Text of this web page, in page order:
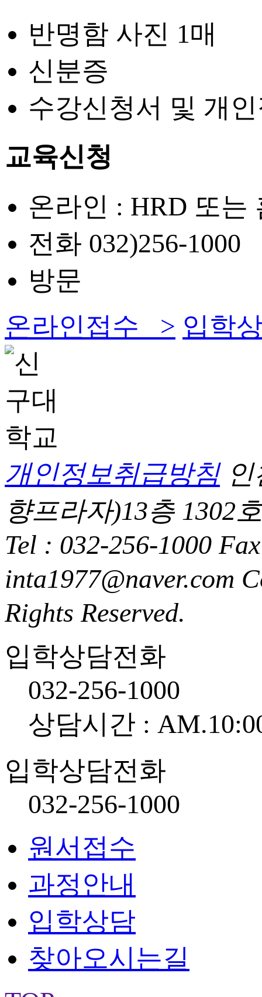
반명함 사진 1매
신분증
수강신청서 및 개
교육신청
온라인 : HRD 또는
전화 032)256-1000
방문
온라인접수 > 입학
개인정보취급방침
향프라자)13층 1302호
Tel : 032-256-1000
inta1977@naver.com
Rights Reserved.
입학상담전화
032-256-1000
상담시간 :
입학상담전화
032-256-1000
원서접수
과정안내
입학상담
찾아오시는길